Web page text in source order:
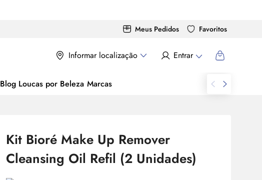
Meus Pedidos Favoritos
Informar localização Entrar
Blog Loucas por Beleza Marcas
Kit Bioré Make Up Remover
Cleansing Oil Refil (2 Unidades)